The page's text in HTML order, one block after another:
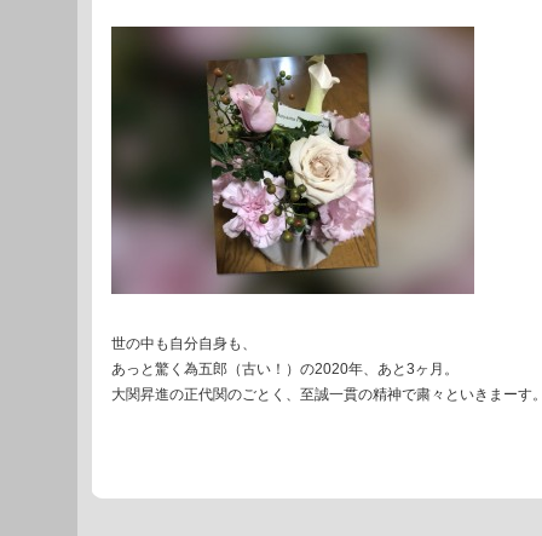
世の中も自分自身も、
あっと驚く為五郎（古い！）の2020年、あと3ヶ月。
大関昇進の正代関のごとく、至誠一貫の精神で粛々といきまーす